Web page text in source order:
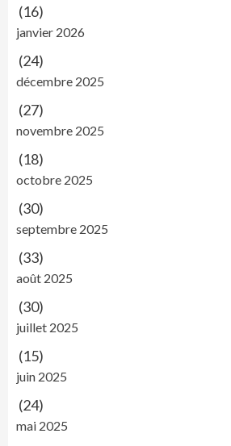
(16)
janvier 2026
(24)
décembre 2025
(27)
novembre 2025
(18)
octobre 2025
(30)
septembre 2025
(33)
août 2025
(30)
juillet 2025
(15)
juin 2025
(24)
mai 2025